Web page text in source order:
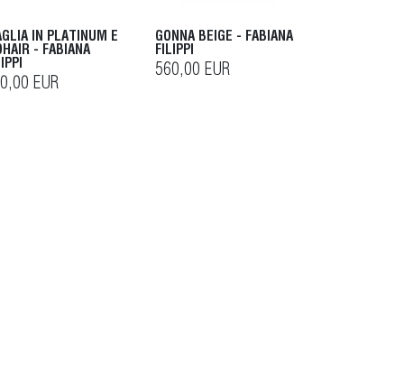
IN PLATINUM E
- FABIANA
EUR
GONNA BEIGE - FABIANA
FILIPPI
560,00 EUR